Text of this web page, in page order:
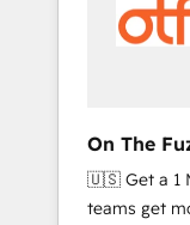
Hubs to
scalability, &
messaging,
results. 🤖AI Strategy: Activate Breeze Agents,
configure
On The
🇺🇸 Get a 1
teams get